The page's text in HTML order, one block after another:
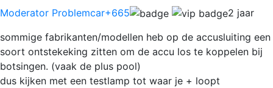
Moderator Problemcar+665
2 jaar
sommige fabrikanten/modellen heb op de accusluiting een
soort ontstekeking zitten om de accu los te koppelen bij
botsingen. (vaak de plus pool)
dus kijken met een testlamp tot waar je + loopt